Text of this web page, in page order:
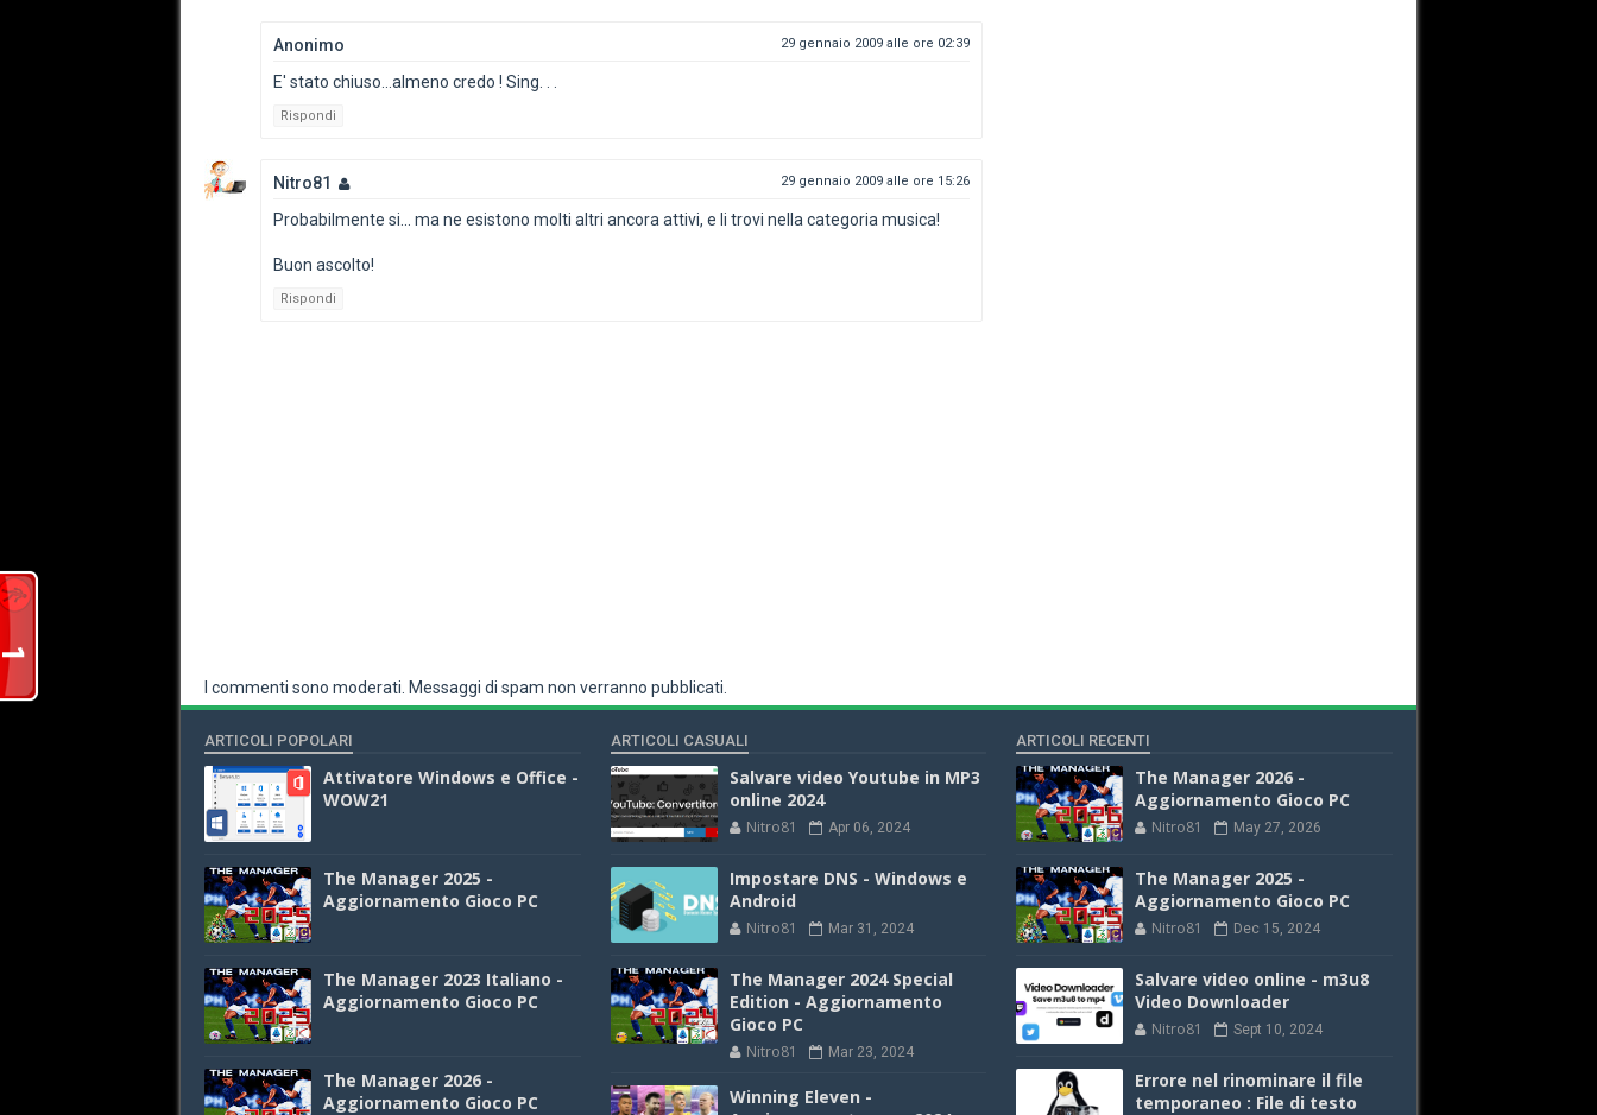
Anonimo 29 gennaio 2009 alle ore 02:39
E' stato chiuso...almeno credo ! Sing. . .
Rispondi
Nitro81 29 gennaio 2009 alle ore 15:26
Probabilmente si... ma ne esistono molti altri ancora attivi, e li trovi nella categoria musica!
Buon ascolto!
Rispondi
I commenti sono moderati. Messaggi di spam non verranno pubblicati.
ARTICOLI POPOLARI
Attivatore Windows e Office -
WOW21
The Manager 2025 -
Aggiornamento Gioco PC
The Manager 2023 Italiano -
Aggiornamento Gioco PC
The Manager 2026 -
Aggiornamento Gioco PC
ARTICOLI CASUALI
Salvare video Youtube in MP3
online 2024
Nitro81 Apr 06, 2024
Impostare DNS - Windows e
Android
Nitro81 Mar 31, 2024
The Manager 2024 Special
Edition - Aggiornamento
Gioco PC
Nitro81 Mar 23, 2024
Winning Eleven -
ARTICOLI RECENTI
The Manager 2026 -
Aggiornamento Gioco PC
Nitro81 May 27, 2026
The Manager 2025 -
Aggiornamento Gioco PC
Nitro81 Dec 15, 2024
Salvare video online - m3u8
Video Downloader
Nitro81 Sept 10, 2024
Errore nel rinominare il file
temporaneo : File di testo